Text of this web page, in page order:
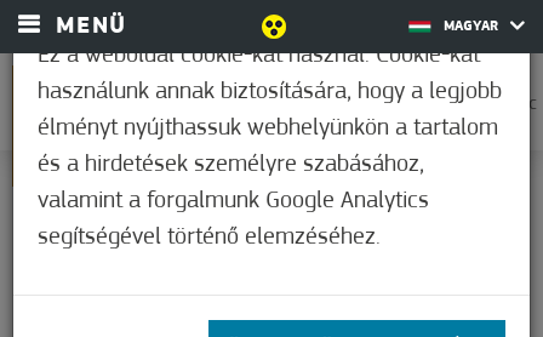
MENÜ MAGYAR
0
31,1°C
KEZDŐOLDAL
TIPPEK
TIPPEK
Ez a weboldal cookie-kat használ. Cookie-kat
használunk annak biztosítására, hogy a legjobb
élményt nyújthassuk webhelyünkön a tartalom
és a hirdetések személyre szabásához,
valamint a forgalmunk Google Analytics
segítségével történő elemzéséhez.